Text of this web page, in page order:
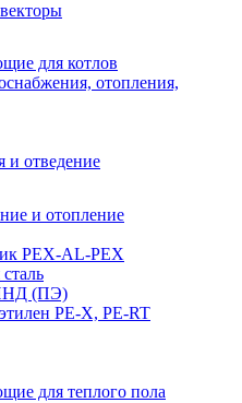
для котлов
отопления,
и отведение
и отопление
PEX-AL-PEX
(ПЭ)
PE-X, PE-RT
для теплого пола